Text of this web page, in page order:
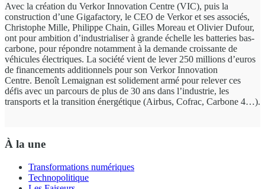
Avec la création du Verkor Innovation Centre (VIC), puis la
construction d’une Gigafactory, le CEO de Verkor et ses associés,
Christophe Mille, Philippe Chain, Gilles Moreau et Olivier Dufour,
ont pour ambition d’industrialiser à grande échelle les batteries bas-
carbone, pour répondre notamment à la demande croissante de
véhicules électriques. La société vient de lever 250 millions d’euros
de financements additionnels pour son Verkor Innovation
Centre. Benoît Lemaignan est solidement armé pour relever ces
défis avec un parcours de plus de 30 ans dans l’industrie, les
transports et la transition énergétique (Airbus, Cofrac, Carbone 4…).
À la une
Transformations numériques
Technopolitique